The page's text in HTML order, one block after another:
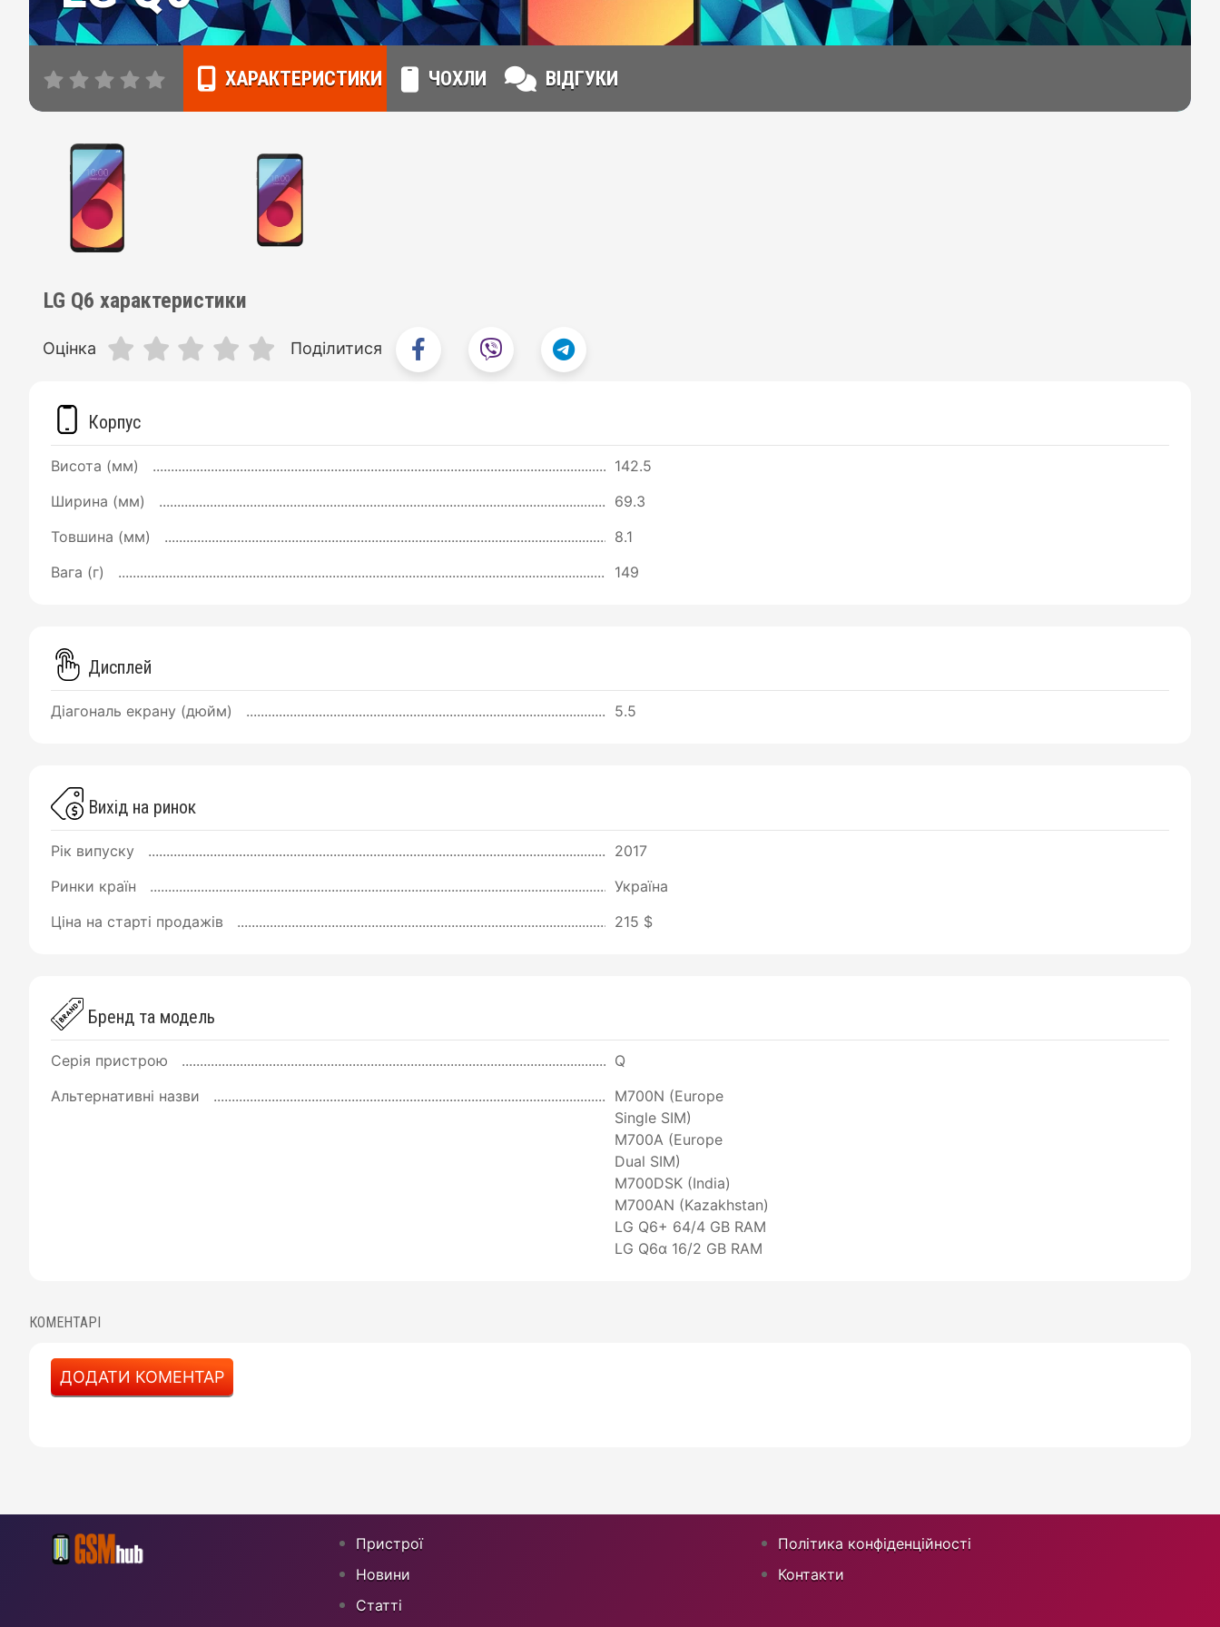
ХАРАКТЕРИСТИКИ ЧОХЛИ ВІДГУКИ
LG Q6 характеристики
Оцінка Поділитися
Корпус
Висота (мм)
142.5
Ширина (мм)
69.3
Товшина (мм)
8.1
Вага (г)
149
Дисплей
Діагональ екрану (дюйм) 5.5
Вихід на ринок
Рік випуску
2017
Ринки країн
Україна
Ціна на старті продажів
215 $
Бренд та модель
Серія пристрою
Q
Альтернативні назви
M700N (Europe
Single SIM)
M700A (Europe
Dual SIM)
M700DSK (India)
M700AN (Kazakhstan)
LG Q6+ 64/4 GB RAM
LG Q6α 16/2 GB RAM
КОМЕНТАРІ
ДОДАТИ КОМЕНТАР
Пристрої
Новини
Статті
Політика конфіденційності
Контакти